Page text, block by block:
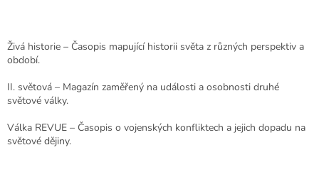
Živá historie – Časopis mapující historii světa z různých perspektiv a
období.
II. světová – Magazín zaměřený na události a osobnosti druhé
světové války.
Válka REVUE – Časopis o vojenských konfliktech a jejich dopadu na
světové dějiny.